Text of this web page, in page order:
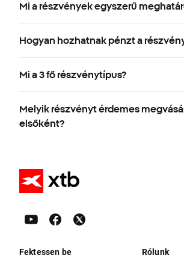
Mi a részvények egyszerű
Hogyan hozhatnak pénzt a
Mi a 3 fő részvénytípus?
Melyik részvényt érdemes
elsőként?
Fektessen be Rólunk